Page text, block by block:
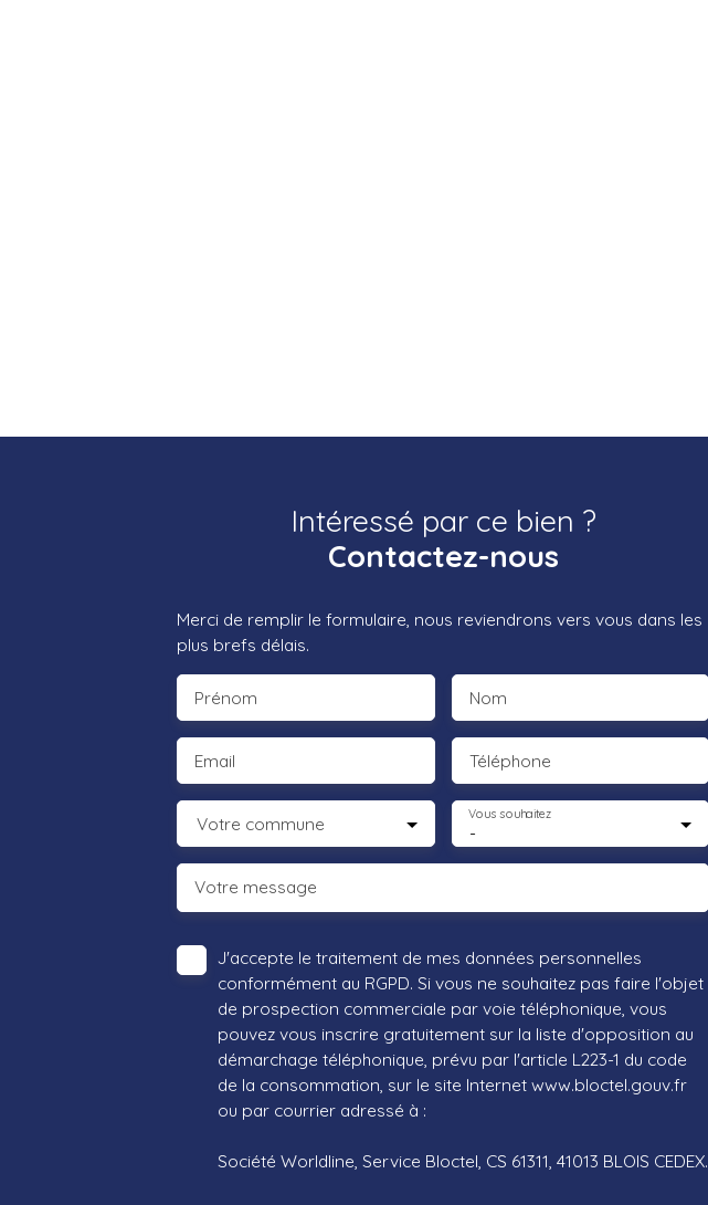
Intéressé par ce bien ?
Contactez-nous
Merci de remplir le formulaire, nous reviendrons vers vous dans les
plus brefs délais.
Prénom Nom
Email Téléphone
Votre commune -
Vous souhaitez
Votre message
J'accepte le traitement de mes données personnelles
conformément au RGPD. Si vous ne souhaitez pas faire l'objet
de prospection commerciale par voie téléphonique, vous
pouvez vous inscrire gratuitement sur la liste d'opposition au
démarchage téléphonique, prévu par l'article L223-1 du code
de la consommation, sur le site Internet www.bloctel.gouv.fr
ou par courrier adressé à :
Société Worldline, Service Bloctel, CS 61311, 41013 BLOIS CEDEX.